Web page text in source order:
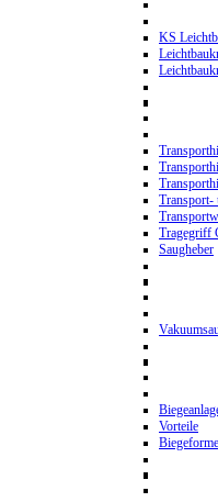
KS
Transport-
Tragegriff
Saugheber
Vorteile